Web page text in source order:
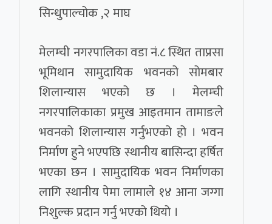
सिन्धुपाल्चोक ,२ माघ
मेलम्ची नगरपालिका वडा नं.८ स्थित ताप्रसा
भूमिथान सामुदायिक भवनको सोमबार
शिलान्यास भएको छ । मेलम्ची
नगरपालिकाका प्रमुख आइतमान तामाङले
भवनको शिलान्यास गर्नुभएको हो । भवन
निर्माण हुने भएपछि स्थानीय बासिन्दा हर्षित
भएका छन । सामुदायिक भवन निर्माणका
लागि स्थानीय पेमा लामाले १४ आना जग्गा
निशुल्क प्रदान गर्नु भएको थियो ।